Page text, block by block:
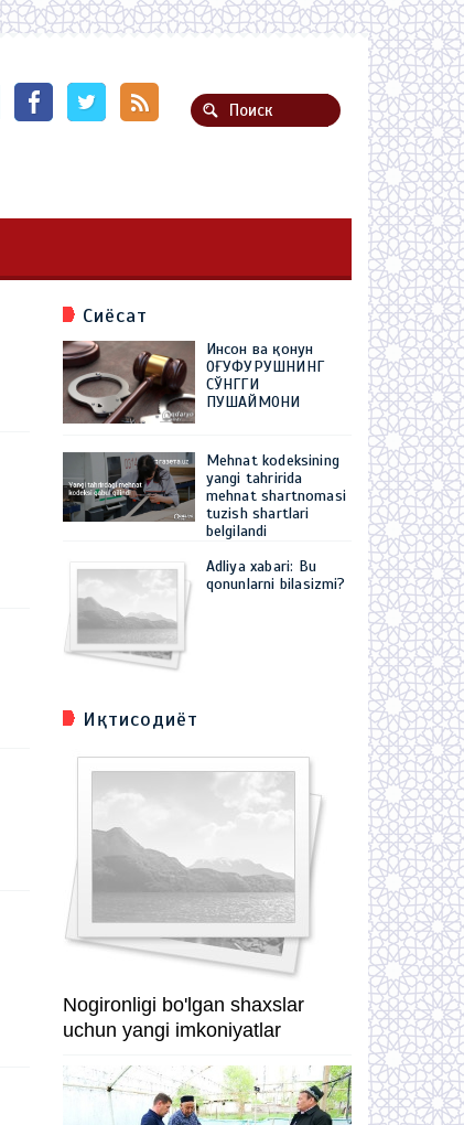
Сиёсат
Инсон ва қонун
ОҒУФУРУШНИНГ
СЎНГГИ
ПУШАЙМОНИ
Mehnat kodeksining
yangi tahririda
mehnat shartnomasi
tuzish shartlari
belgilandi
Adliya xabari: Bu
qonunlarni bilasizmi?
Иқтисодиёт
Nogironligi bo'lgan shaxslar
uchun yangi imkoniyatlar